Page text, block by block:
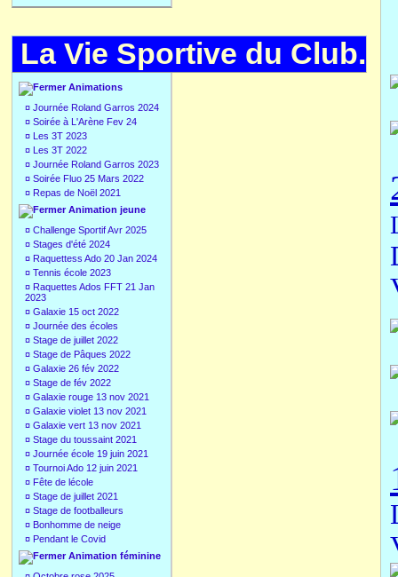
La Vie Sportive du Club.
Animations
¤ Journée Roland Garros 2024
¤ Soirée à L'Arène Fev 24
¤ Les 3T 2023
¤ Les 3T 2022
¤ Journée Roland Garros 2023
¤ Soirée Fluo 25 Mars 2022
¤ Repas de Noël 2021
Animation jeune
¤ Challenge Sportif Avr 2025
¤ Stages d'été 2024
¤ Raquettess Ado 20 Jan 2024
¤ Tennis école 2023
¤ Raquettes Ados FFT 21 Jan
2023
¤ Galaxie 15 oct 2022
¤ Journée des écoles
¤ Stage de juillet 2022
¤ Stage de Pâques 2022
¤ Galaxie 26 fév 2022
¤ Stage de fév 2022
¤ Galaxie rouge 13 nov 2021
¤ Galaxie violet 13 nov 2021
¤ Galaxie vert 13 nov 2021
¤ Stage du toussaint 2021
¤ Journée école 19 juin 2021
¤ Tournoi Ado 12 juin 2021
¤ Fête de lécole
¤ Stage de juillet 2021
¤ Stage de footballeurs
¤ Bonhomme de neige
¤ Pendant le Covid
Animation féminine